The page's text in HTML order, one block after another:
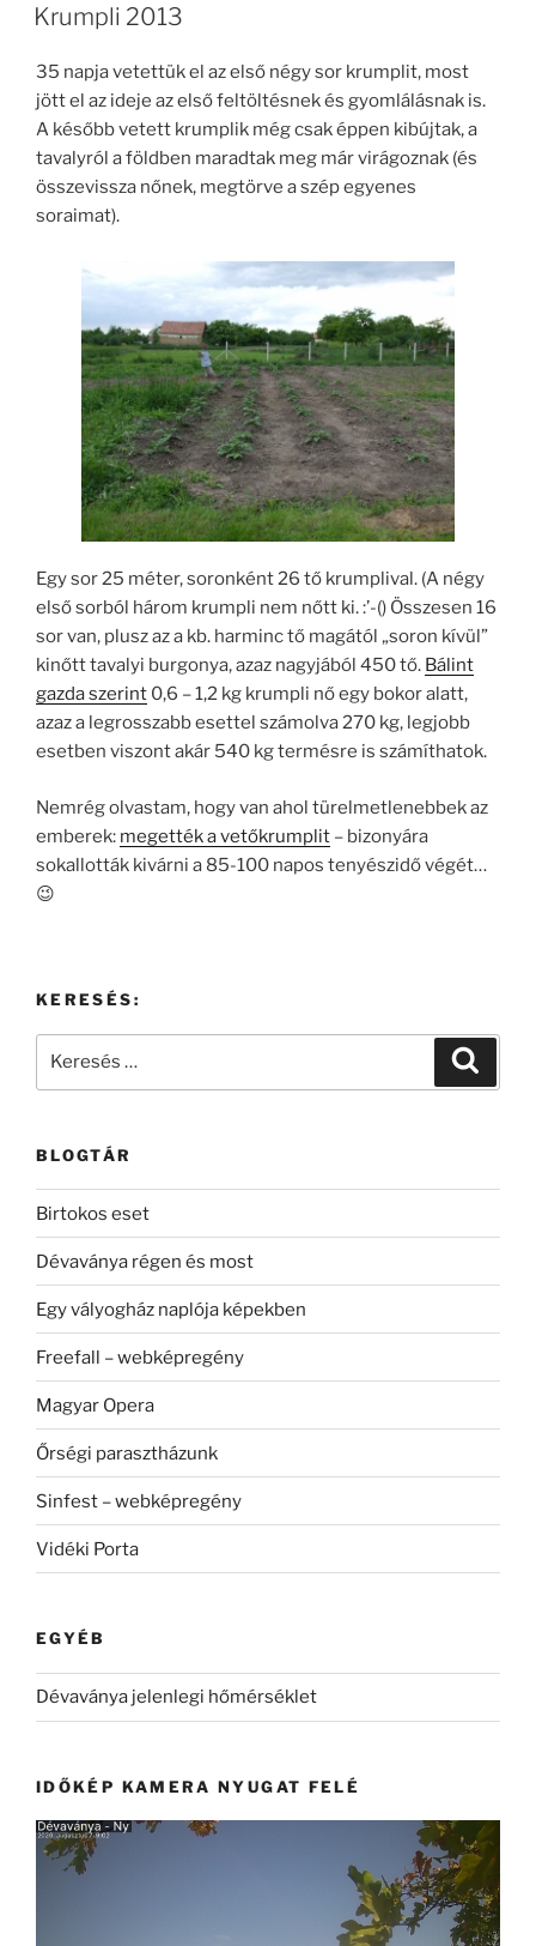
Krumpli 2013
35 napja vetettük el az első négy sor krumplit, most
jött el az ideje az első feltöltésnek és gyomlálásnak is.
A később vetett krumplik még csak éppen kibújtak, a
tavalyról a földben maradtak meg már virágoznak (és
összevissza nőnek, megtörve a szép egyenes
soraimat).
Egy sor 25 méter, soronként 26 tő krumplival. (A négy
első sorból három krumpli nem nőtt ki. :’-() Összesen 16
sor van, plusz az a kb. harminc tő magától „soron kívül”
kinőtt tavalyi burgonya, azaz nagyjából 450 tő. Bálint
gazda szerint 0,6 – 1,2 kg krumpli nő egy bokor alatt,
azaz a legrosszabb esettel számolva 270 kg, legjobb
esetben viszont akár 540 kg termésre is számíthatok.
Nemrég olvastam, hogy van ahol türelmetlenebbek az
emberek: megették a vetőkrumplit – bizonyára
sokallották kivárni a 85-100 napos tenyészidő végét…
😉
KERESÉS:
BLOGTÁR
Birtokos eset
Dévaványa régen és most
Egy vályogház naplója képekben
Freefall – webképregény
Magyar Opera
Őrségi parasztházunk
Sinfest – webképregény
Vidéki Porta
EGYÉB
Dévaványa jelenlegi hőmérséklet
IDŐKÉP KAMERA NYUGAT FELÉ